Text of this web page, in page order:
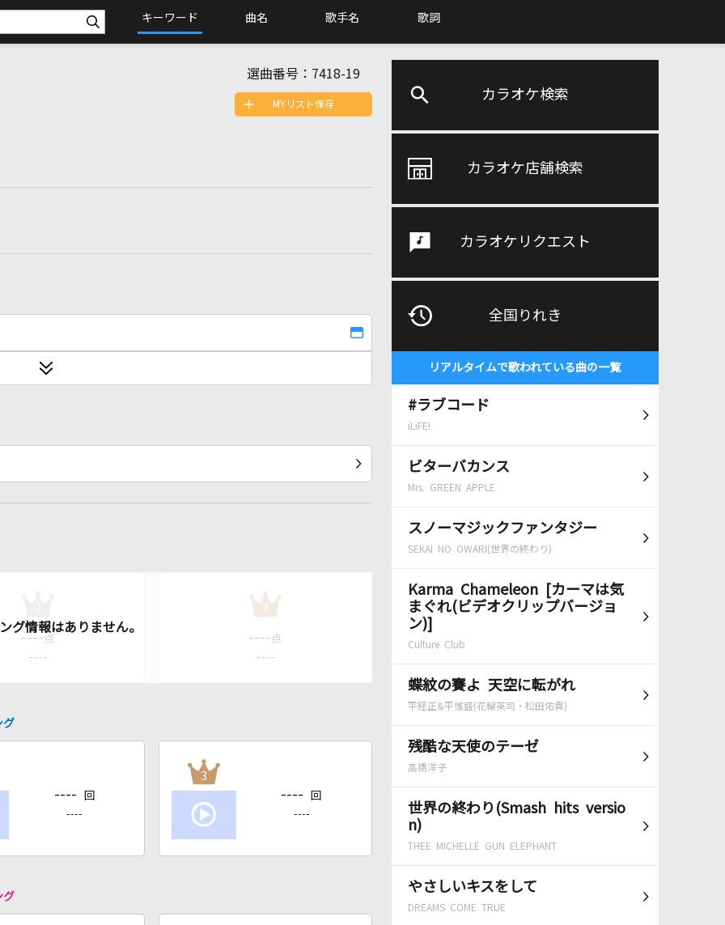
キーワード 曲名 歌手名 歌詞
カラオケ検索
カラオケ店舗検索
カラオケリクエスト
全国りれき
リアルタイムで歌われている曲の一覧
#ラブコード
iLiFE!
ビターバカンス
Mrs. GREEN APPLE
スノーマジックファンタジー
SEKAI NO OWARI(世界の終わり)
Karma Chameleon [カーマは気
まぐれ(ビデオクリップバージョ
ン)]
Culture Club
蝶紋の賽よ 天空に転がれ
平経正&平惟盛(花輪英司・松田佑貴)
残酷な天使のテーゼ
高橋洋子
世界の終わり(Smash hits versio
n)
THEE MICHELLE GUN ELEPHANT
やさしいキスをして
DREAMS COME TRUE
選曲番号： 7418-19
MYリスト保存
---- 点
----
3
---- 点
----
グ
---- 回
----
3
---- 回
----
グ